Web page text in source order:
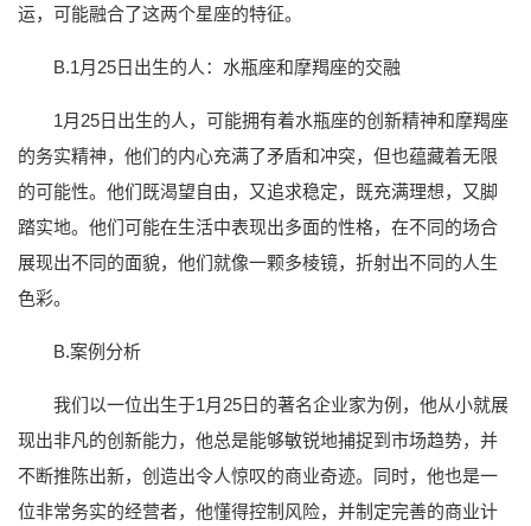
运，可能融合了这两个星座的特征。
B.1月25日出生的人：水瓶座和摩羯座的交融
1月25日出生的人，可能拥有着水瓶座的创新精神和摩羯座
的务实精神，他们的内心充满了矛盾和冲突，但也蕴藏着无限
的可能性。他们既渴望自由，又追求稳定，既充满理想，又脚
踏实地。他们可能在生活中表现出多面的性格，在不同的场合
展现出不同的面貌，他们就像一颗多棱镜，折射出不同的人生
色彩。
B.案例分析
我们以一位出生于1月25日的著名企业家为例，他从小就展
现出非凡的创新能力，他总是能够敏锐地捕捉到市场趋势，并
不断推陈出新，创造出令人惊叹的商业奇迹。同时，他也是一
位非常务实的经营者，他懂得控制风险，并制定完善的商业计